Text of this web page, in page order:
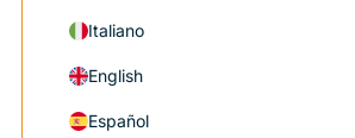
Italiano
English
Español